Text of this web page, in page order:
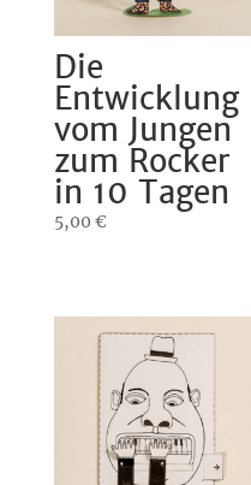
Die
Entwicklung
vom Jungen
zum Rocker
in 10 Tagen
5,00 €